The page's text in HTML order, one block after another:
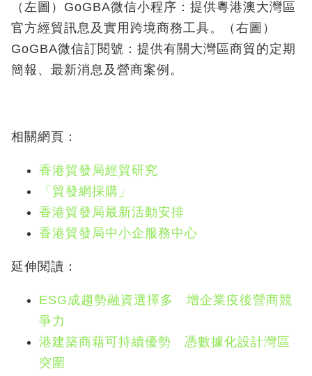
（左圖）GoGBA微信小程序：提供粵港澳大灣區
官方經貿訊息及實用跨境商務工具。（右圖）
GoGBA微信訂閱號：提供有關大灣區商貿的定期
簡報、最新消息及營商案例。
相關網頁：
香港貿發局經貿研究
「貿發網採購」
香港貿發局最新活動安排
香港貿發局中小企服務中心
延伸閱讀：
ESG成趨勢融資選擇多 增企業疫後營商競
爭力
港建築商藉可持續優勢 憑數據化設計灣區
突圍